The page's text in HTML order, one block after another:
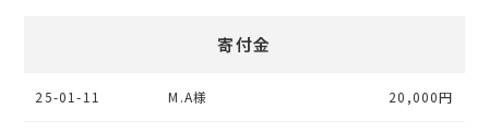
寄付金
25-01-11 M.A様 20,000円